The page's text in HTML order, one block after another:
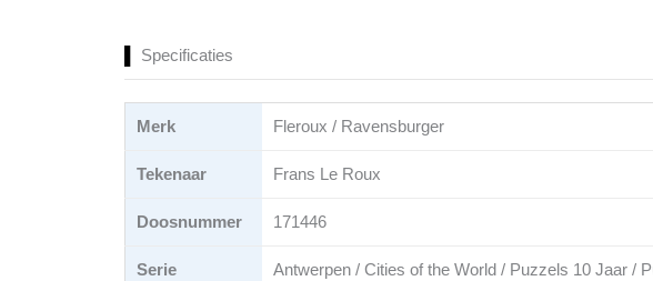
Specificaties
Merk Fleroux / Ravensburger
Tekenaar Frans Le Roux
Doosnummer 171446
Serie Antwerpen / Cities of the World / Puzzels 10 Jaar /